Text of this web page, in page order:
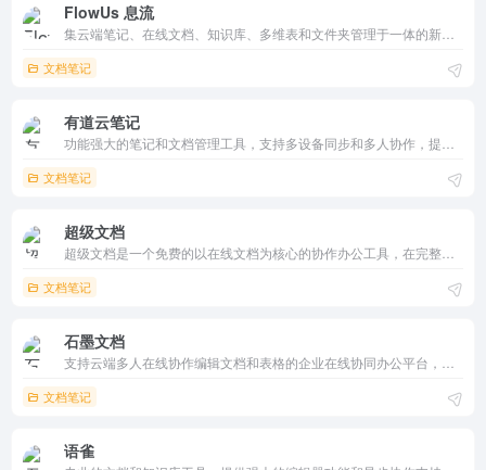
FlowUs 息流
文档笔记
有道云笔记
文档笔记
超级文档
文档笔记
石墨文档
文档笔记
语雀